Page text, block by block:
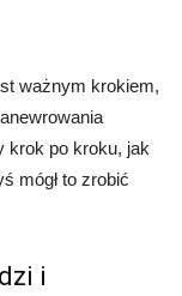
ważnym krokiem,
krok po kroku, jak
mógł to zrobić
i